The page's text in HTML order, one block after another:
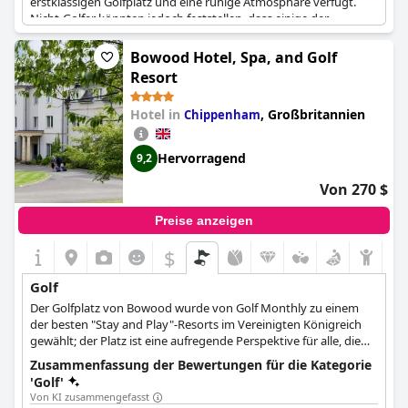
Nicht-Golfer könnten jedoch feststellen, dass einige der
Dienstleistungen für das Niveau der Sterne fehlen, und das
Resort kann von einem Auto abhängig sein, um andere
Attraktionen zu erreichen. Nichtsdestotrotz ist das Hotel sehr
schön und bietet Einrichtungen wie ein Spa, das Claret Jug
Restaurant und einen malerischen Blick auf den Golfplatz von
den Gästezimmern aus. Alles in allem eine hervorragende Wahl
für einen erholsamen Aufenthalt oder einen Golfrückzug.
Bowood Hotel, Spa, and Golf
Resort
Hotel in Chippenham, Großbritannien
9,2 Hervorragend
Von 270 $
Preise anzeigen
$
Golf
Der Golfplatz von Bowood wurde von Golf Monthly zu einem
der besten "Stay and Play"-Resorts im Vereinigten Königreich
gewählt; der Platz ist eine aufregende Perspektive für alle, die
das Spiel lieben.
Zusammenfassung der Bewertungen für die Kategorie
'Golf'
Von KI zusammengefasst